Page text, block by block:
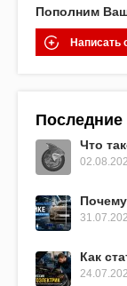
Пополним
Написать
Последние
Что
Как